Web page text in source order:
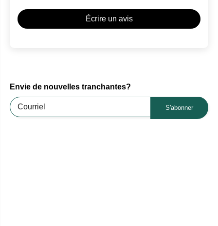
Écrire un avis
Envie de nouvelles tranchantes?
S'abonner